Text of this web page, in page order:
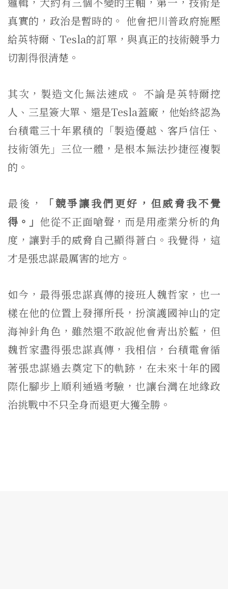
真實的，政治是暫時的。 他會把川普政府施壓
給英特爾、Tesla的訂單，與真正的技術競爭力
切割得很清楚。
其次，製造文化無法速成。 不論是英特爾挖
人、三星簽大單、還是Tesla蓋廠，他始終認為
台積電三十年累積的「製造優越、客戶信任、
技術領先」三位一體，是根本無法抄捷徑複製
的。
最後，
「競爭讓我們更好，但威脅我不覺
得。」 他從不正面嗆聲，而是用產業分析的角
度，讓對手的威脅自己顯得蒼白。我覺得，這
才是張忠謀最厲害的地方。
如今，最得張忠謀真傳的接班人魏哲家，也一
樣在他的位置上發揮所長，扮演護國神山的定
海神針角色，雖然還不敢說他會青出於藍，但
魏哲家盡得張忠謀真傳，我相信，台積電會循
著張忠謀過去奠定下的軌跡，在未來十年的國
際化腳步上順利通過考驗，也讓台灣在地緣政
治挑戰中不只全身而退更大獲全勝。